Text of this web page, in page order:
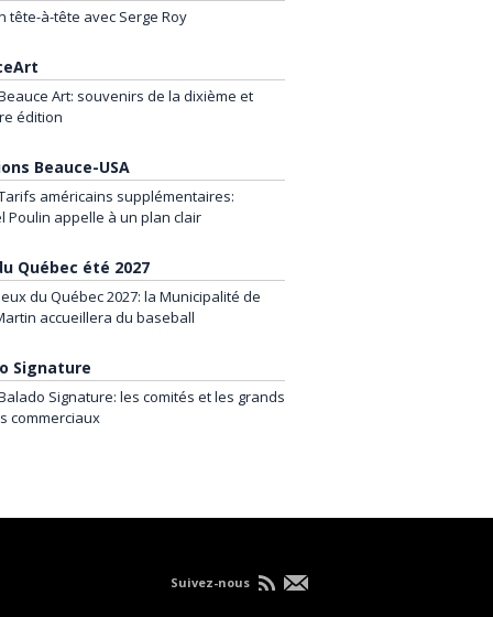
tête-à-tête avec Serge Roy
Art: souvenirs de la dixième et
édition
Beauce-USA
américains supplémentaires:
Poulin appelle à un plan clair
Québec été 2027
du Québec 2027: la Municipalité de
accueillera du baseball
Signature
Signature: les comités et les grands
commerciaux
Suivez-nous